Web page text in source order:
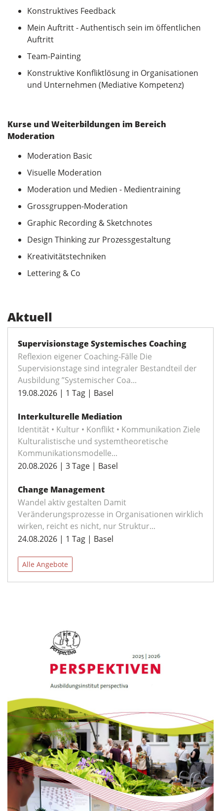
Konstruktives Feedback
Mein Auftritt - Authentisch sein im öffentlichen
Auftritt
Team-Painting
Konstruktive Konfliktlösung in Organisationen
und Unternehmen (Mediative Kompetenz)
Kurse und Weiterbildungen im Bereich
Moderation
Moderation Basic
Visuelle Moderation
Moderation und Medien - Medientraining
Grossgruppen-Moderation
Graphic Recording & Sketchnotes
Design Thinking zur Prozessgestaltung
Kreativitätstechniken
Lettering & Co
Aktuell
Supervisionstage Systemisches Coaching
Reflexion eigener Coaching-Fälle Die
Supervisionstage sind integraler Bestandteil der
Ausbildung ”Systemischer Coa...
19.08.2026 | 1 Tag | Basel
Interkulturelle Mediation
Identität • Kultur • Konflikt • Kommunikation Ziele
Kulturalistische und systemtheoretische
Kommunikationsmodelle...
20.08.2026 | 3 Tage | Basel
Change Management
Wandel aktiv gestalten Damit
Veränderungsprozesse in Organisationen wirklich
wirken, reicht es nicht, nur Struktur...
24.08.2026 | 1 Tag | Basel
Alle Angebote